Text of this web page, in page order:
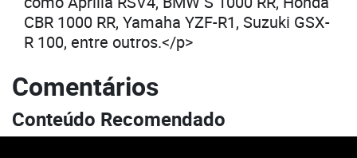
CBR 1000 RR, Yamaha YZF-R1, Suzuki GSX-
R 100, entre outros.</p>
Comentários
Conteúdo Recomendado